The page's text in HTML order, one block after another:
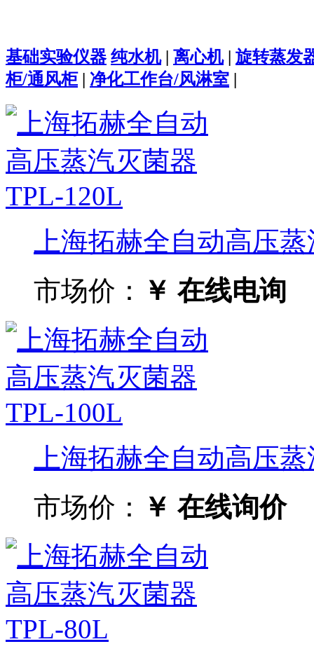
基础实验仪器 纯水机| 离心机| 旋转蒸发
柜/通风柜| 净化工作台/风淋室 |
上海拓赫全自动高压
市场价：
￥ 在线电询
上海拓赫全自动高压
市场价：
￥ 在线询价